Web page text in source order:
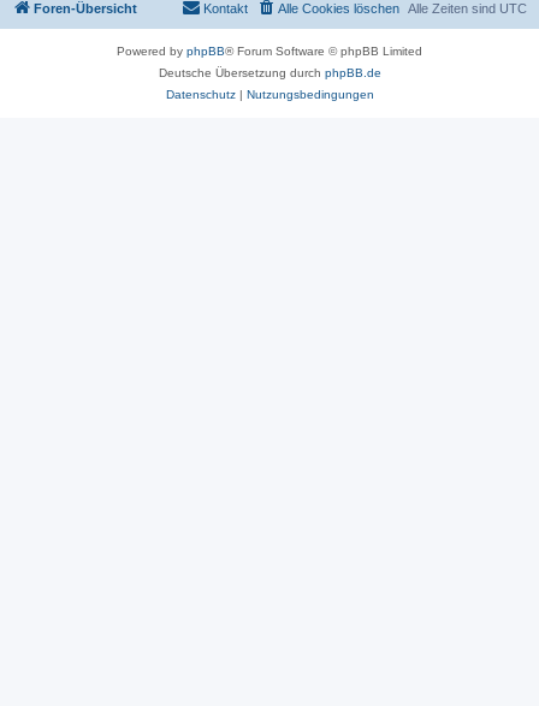
Foren-Übersicht Alle Zeiten sind UTC
Alle Cookies löschen
Kontakt
Powered by phpBB® Forum Software © phpBB Limited
Deutsche Übersetzung durch phpBB.de
Datenschutz| Nutzungsbedingungen